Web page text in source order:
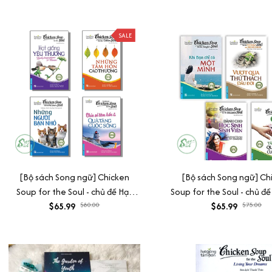
SALE
[Bộ sách Song ngữ] Chicken
Soup for the Soul - chủ đề Hạt
giống yêu thương
$65.99 $80.00
[Bộ sách Song ngữ]
Soup for the Soul - chủ đề
ngày mai
$65.99 $75.00